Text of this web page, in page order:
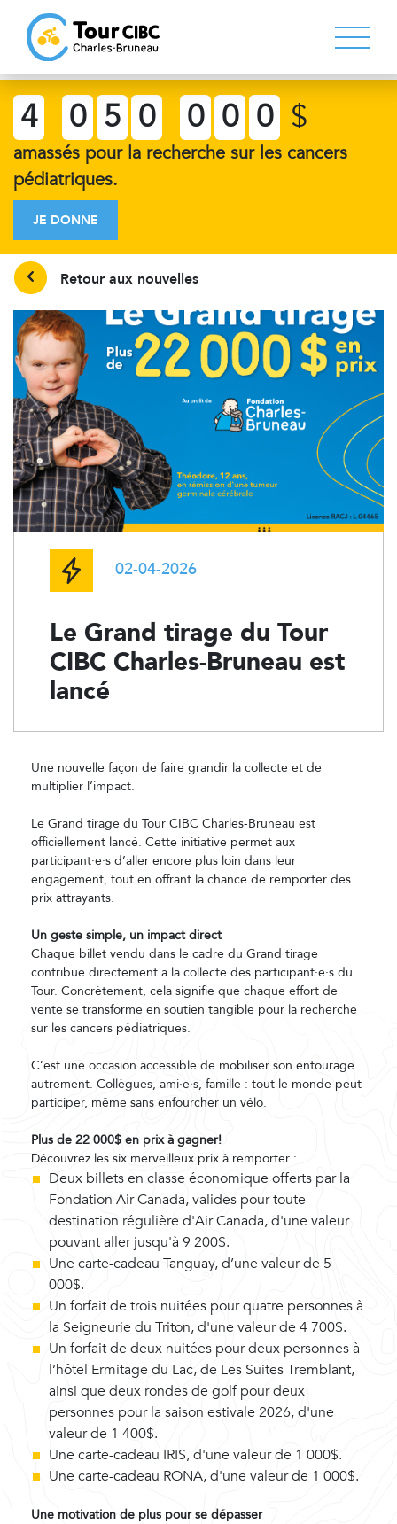
4 0 5 0 0 0 0 $
amassés pour la recherche sur les cancers
pédiatriques.
JE DONNE
Retour aux nouvelles
02-04-2026
Le Grand tirage du Tour
CIBC Charles-Bruneau est
lancé
Une nouvelle façon de faire grandir la collecte et de
multiplier l’impact.
Le Grand tirage du Tour CIBC Charles-Bruneau est
officiellement lancé. Cette initiative permet aux
participant·e·s d’aller encore plus loin dans leur
engagement, tout en offrant la chance de remporter des
prix attrayants.
Un geste simple, un impact direct
Chaque billet vendu dans le cadre du Grand tirage
contribue directement à la collecte des participant·e·s du
Tour. Concrètement, cela signifie que chaque effort de
vente se transforme en soutien tangible pour la recherche
sur les cancers pédiatriques.
C’est une occasion accessible de mobiliser son entourage
autrement. Collègues, ami·e·s, famille : tout le monde peut
participer, même sans enfourcher un vélo.
Plus de 22 000$ en prix à gagner!
Découvrez les six merveilleux prix à remporter :
Deux billets en classe économique offerts par la
Fondation Air Canada, valides pour toute
destination régulière d'Air Canada, d'une valeur
pouvant aller jusqu'à 9 200$.
Une carte-cadeau Tanguay, d’une valeur de 5
000$.
Un forfait de trois nuitées pour quatre personnes à
la Seigneurie du Triton, d'une valeur de 4 700$.
Un forfait de deux nuitées pour deux personnes à
l’hôtel Ermitage du Lac, de Les Suites Tremblant,
ainsi que deux rondes de golf pour deux
personnes pour la saison estivale 2026, d'une
valeur de 1 400$.
Une carte-cadeau IRIS, d'une valeur de 1 000$.
Une carte-cadeau RONA, d'une valeur de 1 000$.
Une motivation de plus pour se dépasser